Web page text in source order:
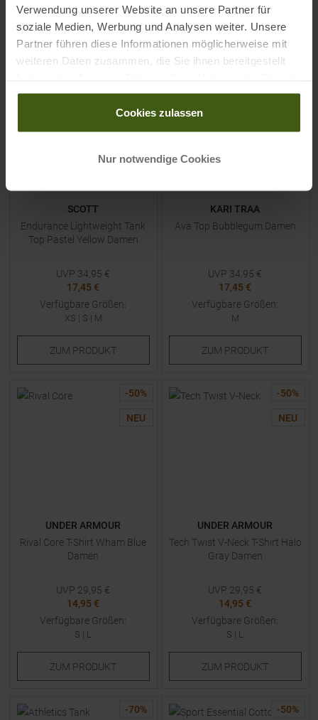
Verwendung unserer Website an unsere Partner für
soziale Medien, Werbung und Analysen weiter. Unsere
Partner führen diese Informationen möglicherweise mit
weiteren Daten zusammen, die Sie ihnen bereitgestellt
gesammelt haben.
Cookies zulassen
Nur notwendige Cookies
ZUMPRODUKT ZUMPRODUKT
SCOTT
Endurance Lightweight Tank
Top Pastel Yellow Damen
UVP 34,95 €
17,45 €
Verfügbare Größen:
XS | S | M
ZUM PRODUKT
KARI TRAA
Ava Top Bubblegum Damen
UVP 34,95 €
17,45 €
Verfügbare Größen:
M
ZUM PRODUKT
-50%
NEU
UNDER ARMOUR
Rival Core T-Shirt Wham Blue
Damen
UVP 29,95 €
14,95 €
Verfügbare Größen:
S | L
ZUM PRODUKT
-50%
NEU
UNDER ARMOUR
Tech Twist V-Neck T-Shirt Halo
Gray Damen
UVP 29,95 €
14,95 €
Verfügbare Größen:
S | L
ZUM PRODUKT
-70% -50%